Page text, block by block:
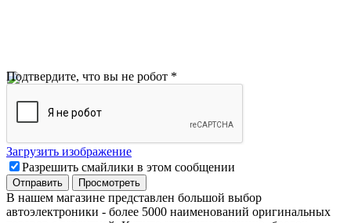
Подтвердите, что вы не робот *
Загрузить изображение
Разрешить смайлики в этом сообщении
В нашем магазине представлен большой выбор
автоэлектроники - более 5000 наименований оригинальных